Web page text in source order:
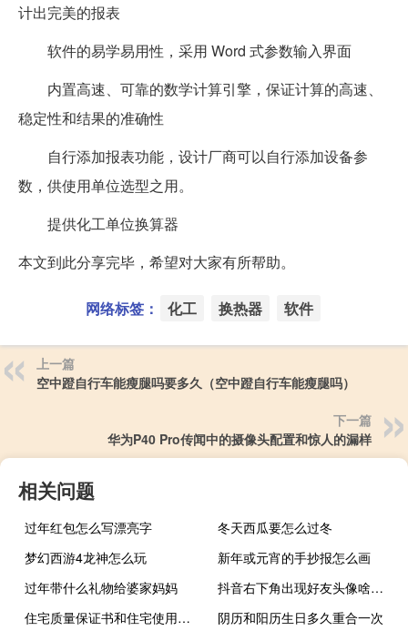
计出完美的报表
软件的易学易用性，采用 Word 式参数输入界面
内置高速、可靠的数学计算引擎，保证计算的高速、
稳定性和结果的准确性
自行添加报表功能，设计厂商可以自行添加设备参
数，供使用单位选型之用。
提供化工单位换算器
本文到此分享完毕，希望对大家有所帮助。
网络标签： 化工 换热器 软件
上一篇
空中蹬自行车能瘦腿吗要多久（空中蹬自行车能瘦腿吗）
下一篇
华为P40 Pro传闻中的摄像头配置和惊人的漏样
相关问题
过年红包怎么写漂亮字
冬天西瓜要怎么过冬
梦幻西游4龙神怎么玩
新年或元宵的手抄报怎么画
过年带什么礼物给婆家妈妈
抖音右下角出现好友头像啥意思
住宅质量保证书和住宅使用说明书一样吗
阴历和阳历生日多久重合一次